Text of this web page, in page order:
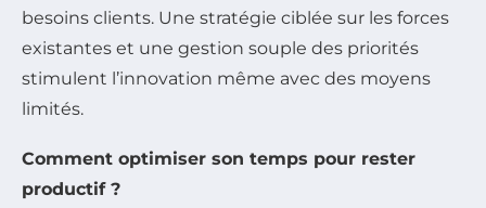
besoins clients. Une stratégie ciblée sur les forces
existantes et une gestion souple des priorités
stimulent l’innovation même avec des moyens
limités.
Comment optimiser son temps pour rester
productif ?